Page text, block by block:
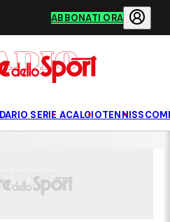
ABBONATI ORA
SERIE ACALCIOTENNIS